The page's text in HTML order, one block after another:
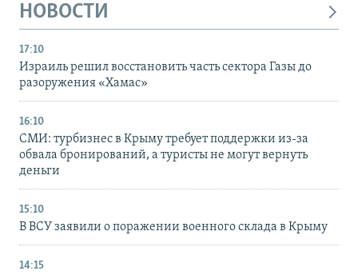
НОВОСТИ
17:10
Израиль решил восстановить часть сектора Газы до
разоружения «Хамас»
16:10
СМИ: турбизнес в Крыму требует поддержки из-за
обвала бронирований, а туристы не могут вернуть
деньги
15:10
В ВСУ заявили о поражении военного склада в Крыму
14:15